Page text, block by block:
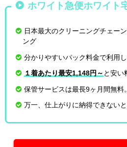
ホワイト急便ホワイト
日本最大のクリーニングチェー
ング
分かりやすいパック料金で利用し
１着あたり最安1,148円～ と安い
保管サービスは最長9ヶ月間無料。
万一、仕上がりに納得できない